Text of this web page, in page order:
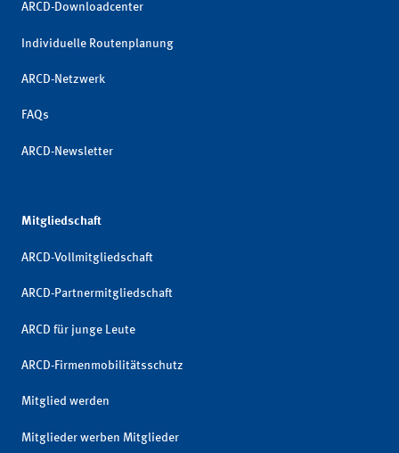
ARCD-Downloadcenter
Individuelle Routenplanung
ARCD-Netzwerk
FAQs
ARCD-Newsletter
Mitgliedschaft
ARCD-Vollmitgliedschaft
ARCD-Partnermitgliedschaft
ARCD für junge Leute
ARCD-Firmenmobilitätsschutz
Mitglied werden
Mitglieder werben Mitglieder